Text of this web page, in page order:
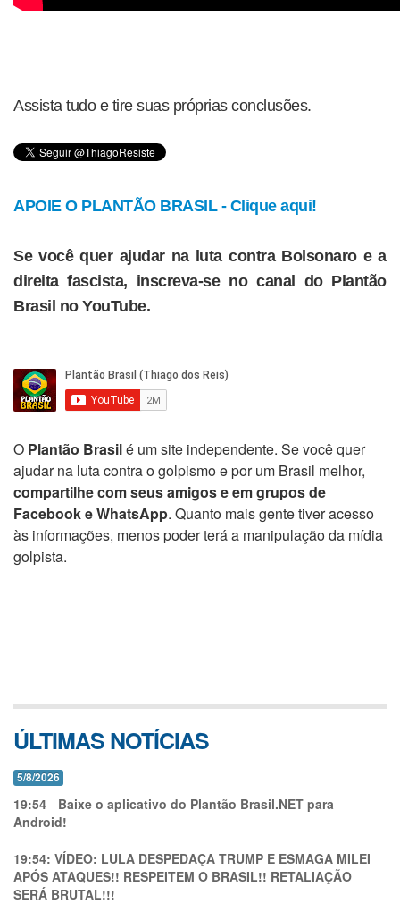
Assista tudo e tire suas próprias conclusões.
APOIE O PLANTÃO BRASIL - Clique aqui!
Se você quer ajudar na luta contra Bolsonaro e a
direita fascista, inscreva-se no canal do Plantão
Brasil no YouTube.
O Plantão Brasilé um site independente. Se você quer
ajudar na luta contra o golpismo e por um Brasil melhor,
compartilhe com seus amigos e em grupos de
Facebook e WhatsApp. Quanto mais gente tiver acesso
às informações, menos poder terá a manipulação da mídia
golpista.
ÚLTIMAS NOTÍCIAS
5/8/2026
19:54 - Baixe o aplicativo do Plantão Brasil.NET para
Android!
19:54: VÍDEO: LULA DESPEDAÇA TRUMP E ESMAGA MILEI
APÓS ATAQUES!! RESPEITEM O BRASIL!! RETALIAÇÃO
SERÁ BRUTAL!!!